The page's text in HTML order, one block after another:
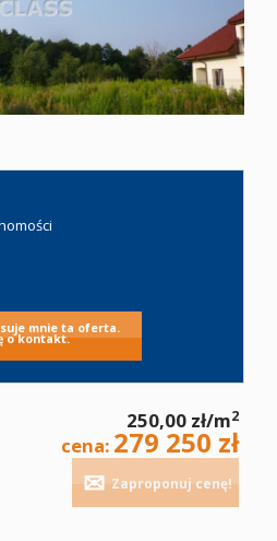
Zgłoś
ofertę
Kariera
mnie ta oferta.
o kontakt.
250,00 zł/m2
cena: 279 250 zł
Zaproponuj cenę!